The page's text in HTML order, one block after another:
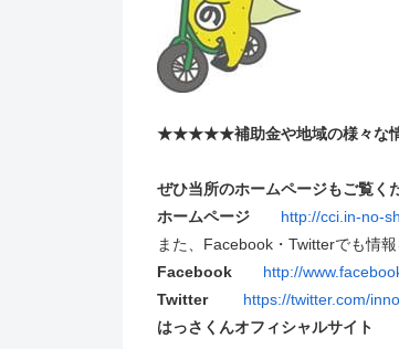
★★★★★補助金や地域の様々な
ぜひ当所のホームページもご覧く
ホームページ
http://cci.in-no-
また、Facebook・Twitterでも情
Facebook
http://
Twitter
https://twitter.com/
はっさくんオフィシャルサイト